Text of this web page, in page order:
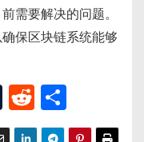
需要解决的问题。
保区块链系统能够
T
u
R
e 享